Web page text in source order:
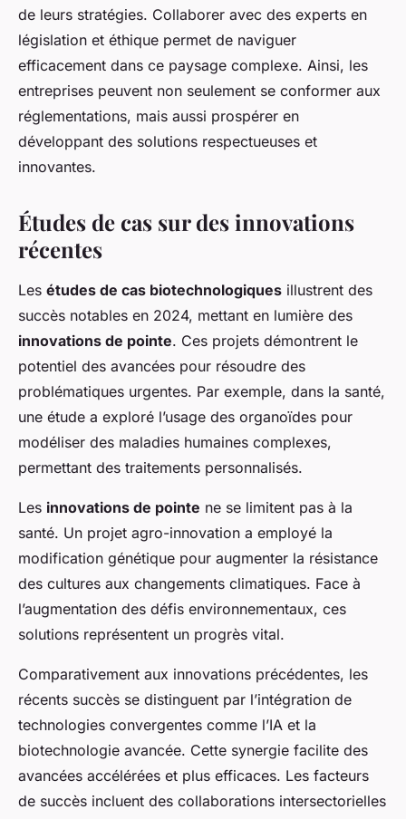
de leurs stratégies. Collaborer avec des experts en
législation et éthique permet de naviguer
efficacement dans ce paysage complexe. Ainsi, les
entreprises peuvent non seulement se conformer aux
réglementations, mais aussi prospérer en
développant des solutions respectueuses et
innovantes.
Études de cas sur des innovations
récentes
Les études de cas biotechnologiques illustrent des
succès notables en 2024, mettant en lumière des
innovations de pointe. Ces projets démontrent le
potentiel des avancées pour résoudre des
problématiques urgentes. Par exemple, dans la santé,
une étude a exploré l’usage des organoïdes pour
modéliser des maladies humaines complexes,
permettant des traitements personnalisés.
Les innovations de pointe ne se limitent pas à la
santé. Un projet agro-innovation a employé la
modification génétique pour augmenter la résistance
des cultures aux changements climatiques. Face à
l’augmentation des défis environnementaux, ces
solutions représentent un progrès vital.
Comparativement aux innovations précédentes, les
récents succès se distinguent par l’intégration de
technologies convergentes comme l’IA et la
biotechnologie avancée. Cette synergie facilite des
avancées accélérées et plus efficaces. Les facteurs
de succès incluent des collaborations intersectorielles